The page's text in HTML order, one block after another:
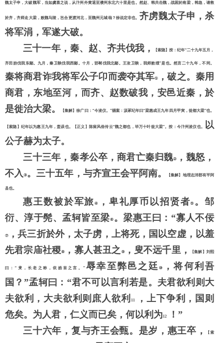
魏太子申，大破魏军，当如虞喜之说，从汴州外黄退至濮州东北六十里是也。然赵、韩共击魏，战困於南梁，韩急，请救
於齐，齐师走大梁，败魏马陵，岂合更渡河北，至魏州元城哉？徐说定非也。 齐虏魏太子申，杀
将军涓，军遂大破。
三十一年，秦、赵、齐共伐我，
【索隐】按：纪年“二十九年五月，
齐田朌伐我东鄙。九月，秦卫鞅伐我西鄙。十月，邯郸伐我北鄙。王攻卫鞅，我师败绩”是也。然言二十九年，不同。
秦将商君诈我将军公子卬而袭夺其军①
，破之。秦用
商君，东地至河，而齐、赵数破我，安邑近秦，於
是徙治大梁。
【集解】徐广曰： “今浚仪。”骃案：汲冢纪年曰“梁惠成王九年四月甲寅，徙都大梁”也。
【索隐】纪年以为惠王九年，盖误也。【正义】陈留风俗传云“魏之都也，毕万十叶徙大梁”。按：今汴州浚仪也。
以
公子赫为太子。
三十三年，秦孝公卒，商君亡秦归魏②
，魏怒，
不入③ 。三十五年，与齐宣王会平阿南。 【集解】地理志沛郡有平阿
县也。
惠王数被於军旅④ ，卑礼厚币以招贤者⑤ 。邹
衍、淳于髡、孟轲皆至梁⑥ 。梁惠王曰： “寡人不佞
⑦
，兵三折於外，太子虏，上将死，国以空虚，以羞
先君宗庙社稷⑧ ，寡人甚丑之 ⑨，叟不远千里， 【集解】刘熙
曰：“叟，长老之称，依皓首之言。”辱幸至弊邑之廷 ⑩
，将何利吾
国？ ”孟轲曰：“君不可以言利若是。夫君欲利则大
夫欲利，大夫欲利则庶人欲利 11
，上下争利，国则
危矣。为人君，仁义而已矣，何以利为12 ！ ”
三十六年，复与齐王会甄。是岁，惠王卒，
【索